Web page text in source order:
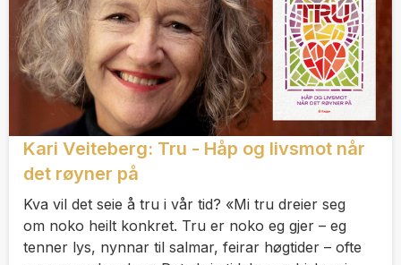
Kari Veiteberg: Tru - Håp og livsmot når
det røyner på
Kva vil det seie å tru i vår tid? «Mi tru dreier seg
om noko heilt konkret. Tru er noko eg gjer – eg
tenner lys, nynnar til salmar, feirar høgtider – ofte